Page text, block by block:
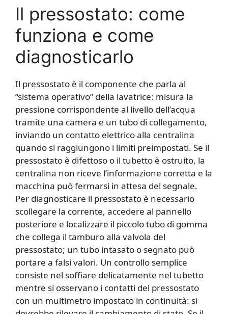
Il pressostato: come
funziona e come
diagnosticarlo
Il pressostato è il componente che parla al
“sistema operativo” della lavatrice: misura la
pressione corrispondente al livello dell’acqua
tramite una camera e un tubo di collegamento,
inviando un contatto elettrico alla centralina
quando si raggiungono i limiti preimpostati. Se il
pressostato è difettoso o il tubetto è ostruito, la
centralina non riceve l’informazione corretta e la
macchina può fermarsi in attesa del segnale.
Per diagnosticare il pressostato è necessario
scollegare la corrente, accedere al pannello
posteriore e localizzare il piccolo tubo di gomma
che collega il tamburo alla valvola del
pressostato; un tubo intasato o segnato può
portare a falsi valori. Un controllo semplice
consiste nel soffiare delicatamente nel tubetto
mentre si osservano i contatti del pressostato
con un multimetro impostato in continuità: si